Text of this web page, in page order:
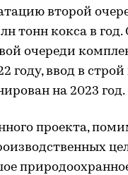
второй
тонн кокса в
очереди
году, ввод в
на 2023 год.
проекта,